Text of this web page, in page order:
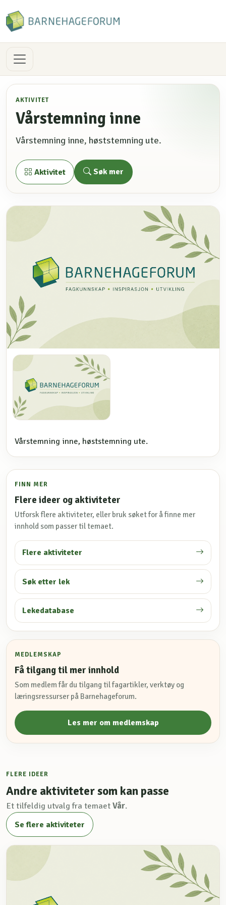
AKTIVITET
Vårstemning inne
Vårstemning inne, høststemning ute.
Aktivitet Søk mer
Vårstemning inne, høststemning ute.
FINN MER
Flere ideer og aktiviteter
Utforsk flere aktiviteter, eller bruk søket for å finne mer
innhold som passer til temaet.
Flere aktiviteter
Søk etter lek
Lekedatabase
MEDLEMSKAP
Få tilgang til mer innhold
Som medlem får du tilgang til fagartikler, verktøy og
læringsressurser på Barnehageforum.
Les mer om medlemskap
FLERE IDEER
Andre aktiviteter som kan passe
Et tilfeldig utvalg fra temaet Vår.
Se flere aktiviteter